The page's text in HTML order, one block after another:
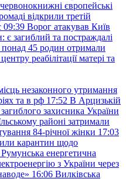
європейські
відкрили третій
09:39 Ворог атакував Київ
загиблий та постраждалі
понад 45 родин отримали
реабілітації матері та
незаконного утримання
та в рф 17:52 В Арцизькій
захисника України
районі затримали
84-річної жінки 17:03
карантин щодо
Румунська енергетична
з України через
16:06 Вилківська